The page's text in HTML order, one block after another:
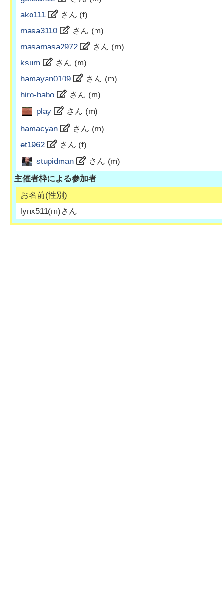
ako111
さん (f)
masa3110
さん (m)
masamasa2972
さん (m)
ksum
さん (m)
hamayan0109
さん (m)
hiro-babo
さん (m)
play
さん (m)
hamacyan
さん (m)
et1962
さん (f)
stupidman
さん (m)
主催者枠による参加者
お名前(性別)
lynx511(m)さん